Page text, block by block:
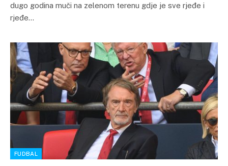
dugo godina muči na zelenom terenu gdje je sve rjeđe i
rjeđe…
FUDBAL